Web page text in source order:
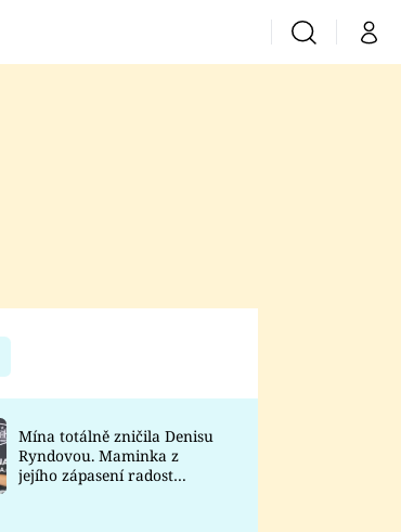
VyhledáváníMůj
Prima Lajk
Sledujte nás
Mína totálně zničila Denisu
Ryndovou. Maminka z
jejího zápasení radost